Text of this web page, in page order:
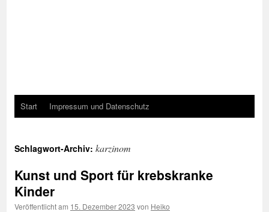
Start Impressum und Datenschutz
Schlagwort-Archiv: karzinom
Kunst und Sport für krebskranke
Kinder
Veröffentlicht am 15. Dezember 2023 von Heiko